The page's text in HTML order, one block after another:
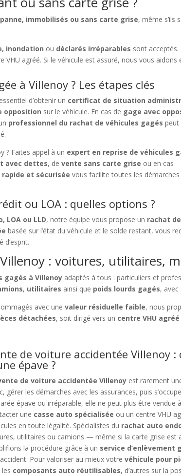
immobilisés ou sans carte grise, même s’ils
inondation ou déclarés irréparables sont
VHU agréé. Si le véhicule est assuré, nous vous
à Villenoy ? Les étapes clés
d’obtenir un certificat de situation
opposition sur le véhicule. En cas de gage avec
professionnel du rachat de véhicules gagés peut
? Faites appel à un expert en reprise de véhicules
avec dettes, devente sans carte grise ou en cas
et sécurisée vous facilite toutes les démarches
ou LOA : quelles options ?
LOA ou LLD, notre équipe vous propose un rachat
basée sur l’état du véhicule et le solde restant, vous
d’esprit.
: voitures, utilitaires,
gagés à Villenoy adaptés à tous : particuliers et
, utilitaires ainsi que poids lourds gagés, avec
avec unevaleur résiduelle faible, nous
détachées, soit dirigé vers un centre VHU agréé
de voiture accidentée Villenoy
épave ?
de voiture accidentée Villenoy est rarement
gérer les démarches avec les assurances, puis
épave ou irréparable, elle ne peut plus être
une casse auto spécialisée ou un centre VHU
en toute légalité. Spécialistes du rachat auto
utilitaires ou camions — même si la carte grise est
la procédure grâce à un service d’enlèvement
Pour valoriser au mieux votrevéhicule pour
composants auto réutilisables, d’autres sur la